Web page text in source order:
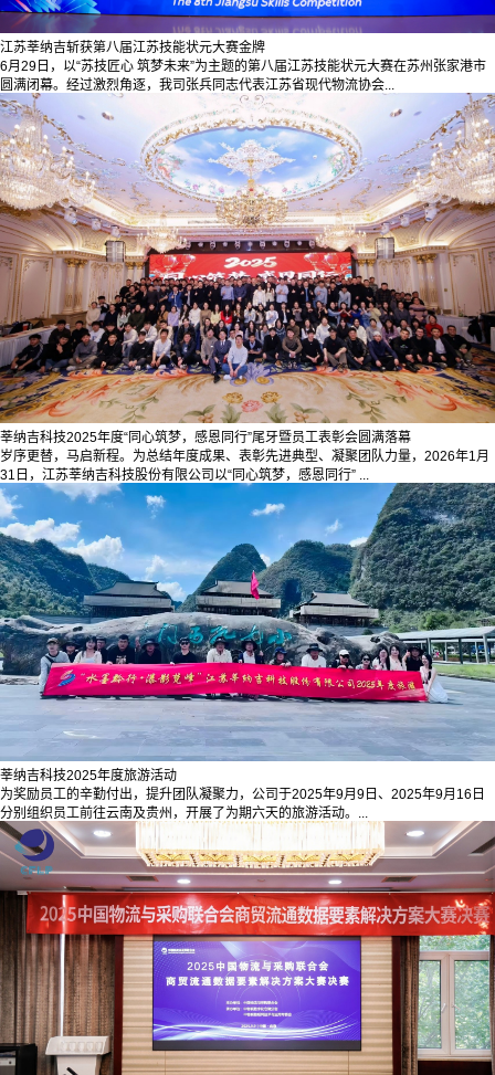
江苏莘纳吉斩获第八届江苏技能状元大赛金牌
6月29日，以“苏技匠心 筑梦未来”为主题的第八届江苏技能状元大赛在苏州张家港市
圆满闭幕。经过激烈角逐，我司张兵同志代表江苏省现代物流协会...
莘纳吉科技2025年度“同心筑梦，感恩同行”尾牙暨员工表彰会圆满落幕
岁序更替，马启新程。为总结年度成果、表彰先进典型、凝聚团队力量，2026年1月
31日，江苏莘纳吉科技股份有限公司以“同心筑梦，感恩同行” ...
莘纳吉科技2025年度旅游活动
为奖励员工的辛勤付出，提升团队凝聚力，公司于2025年9月9日、2025年9月16日
分别组织员工前往云南及贵州，开展了为期六天的旅游活动。...